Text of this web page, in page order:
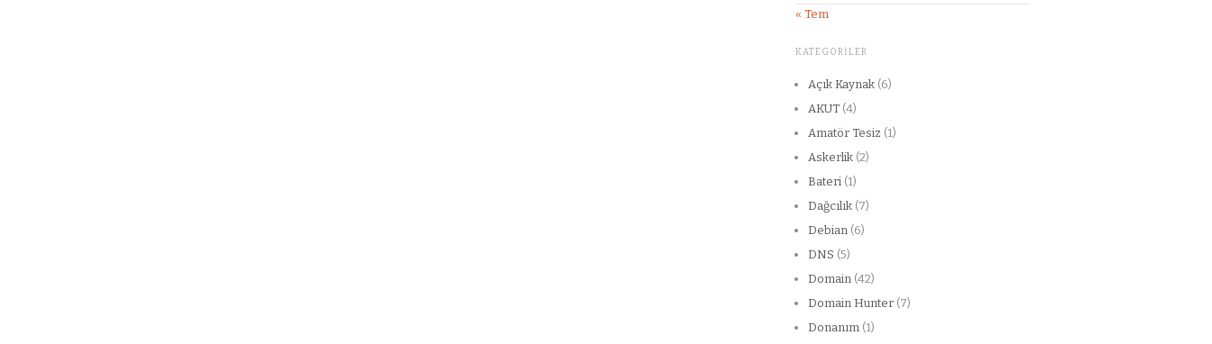
« Tem
KATEGORILER
Açık Kaynak (6)
AKUT (4)
Amatör Tesiz (1)
Askerlik (2)
Bateri (1)
Dağcılık (7)
Debian (6)
DNS (5)
Domain (42)
Domain Hunter (7)
Donanım (1)